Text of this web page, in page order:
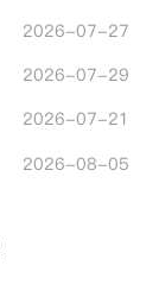
2026-07-27
2026-07-29
2026-07-21
2026-08-05